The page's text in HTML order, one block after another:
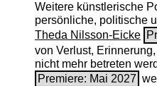
Weitere künstlerische
persönliche, politische
Theda Nilsson-Eicke
von Verlust,
nicht mehr betreten
Premiere: Mai 2027